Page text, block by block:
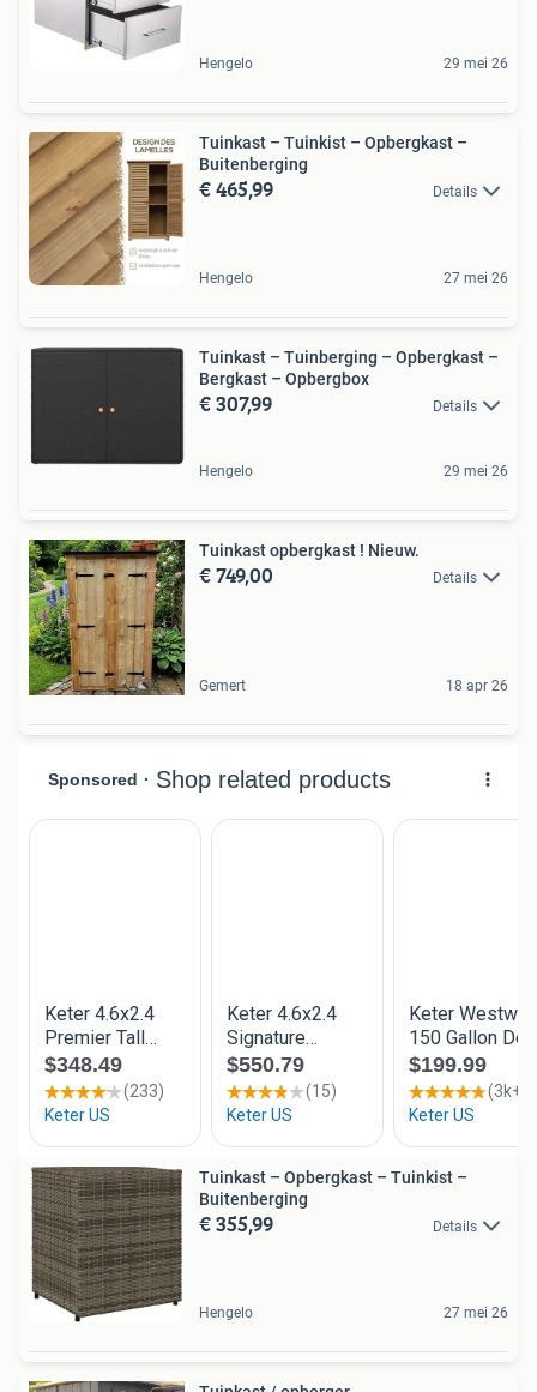
Hengelo 29 mei 26
Tuinkast – Tuinkist – Opbergkast –
Buitenberging
€ 465,99 Details
Hengelo 27 mei 26
Tuinkast – Tuinberging – Opbergkast –
Bergkast – Opbergbox
€ 307,99 Details
Hengelo 29 mei 26
Tuinkast opbergkast ! Nieuw.
€ 749,00 Details
Gemert 18 apr 26
Tuinkast – Opbergkast – Tuinkist –
Buitenberging
€ 355,99 Details
Hengelo 27 mei 26